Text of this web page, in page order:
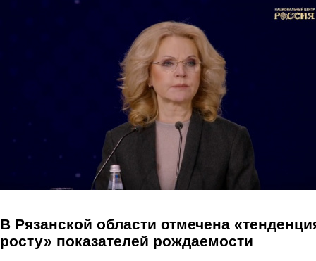
Перейти к основному содержанию
В Рязанской области отмечена
росту» показателей рождаемости